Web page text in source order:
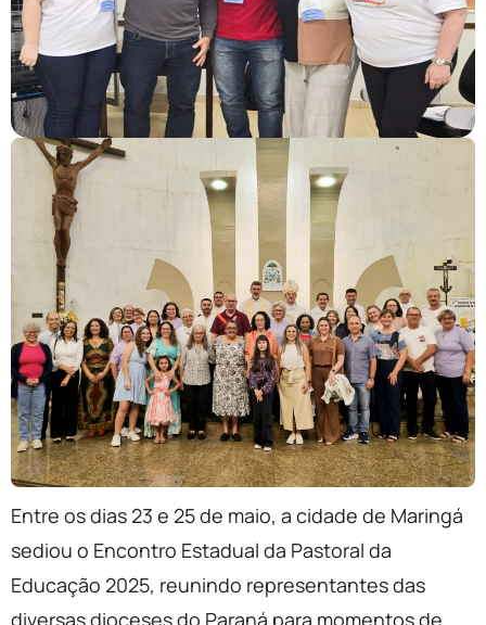
Entre os dias 23 e 25 de maio, a cidade de Maringá
sediou o Encontro Estadual da Pastoral da
Educação 2025, reunindo representantes das
diversas dioceses do Paraná para momentos de